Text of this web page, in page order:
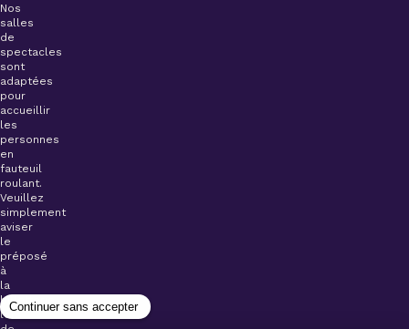
Nos
salles
de
spectacles
sont
adaptées
pour
accueillir
les
personnes
en
fauteuil
roulant.
Veuillez
simplement
aviser
le
préposé
à
la
billetterie
lors